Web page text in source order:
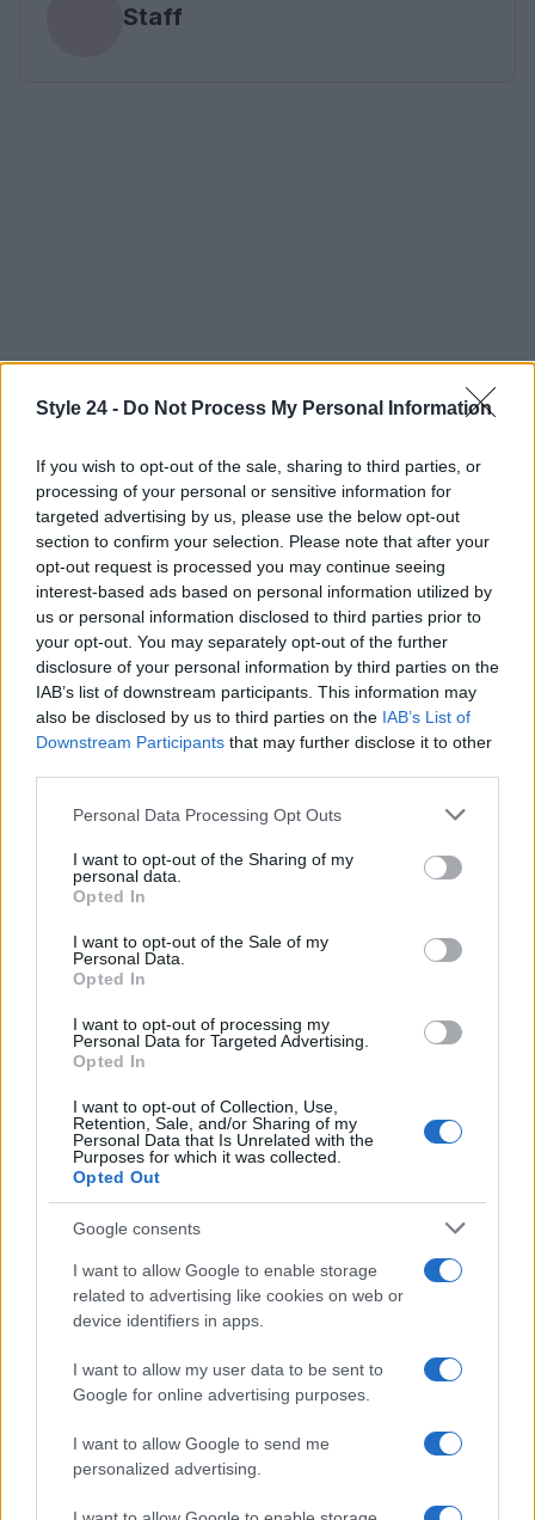
Style 24 - Do Not Process My Personal Information
If you wish to opt-out of the sale, sharing to third parties, or
processing of your personal or sensitive information for
targeted advertising by us, please use the below opt-out
section to confirm your selection. Please note that after your
opt-out request is processed you may continue seeing
interest-based ads based on personal information utilized by
us or personal information disclosed to third parties prior to
your opt-out. You may separately opt-out of the further
disclosure of your personal information by third parties on the
IAB’s list of downstream participants. This information may
also be disclosed by us to third parties on the IAB’s List of
Downstream Participants that may further disclose it to other
Please note that this website/app uses one or more Google
not limited to your visit or usage behaviour. You may click to
grant or deny consent to Google and its third-party tags to
use your data for below specified purposes in below Google
consent section.
Personal Data Processing Opt Outs
I want to opt-out of the Sharing of my
personal data.
Opted In
I want to opt-out of the Sale of my
Personal Data.
Opted In
I want to opt-out of processing my
Personal Data for Targeted Advertising.
Opted In
I want to opt-out of Collection, Use,
Retention, Sale, and/or Sharing of my
Personal Data that Is Unrelated with the
Purposes for which it was collected.
Opted Out
Google consents
I want to allow Google to enable storage
related to advertising like cookies on web or
device identifiers in apps.
I want to allow my user data to be sent to
Google for online advertising purposes.
I want to allow Google to send me
personalized advertising.
Staff
Continua a leggere
LIFESTYLE
Esplorare il Giardino delle Meraviglie: piante
straordinarie e lezioni di vita
LIFESTYLE
Come abbinare i pantaloni Capri con le kitten heels: